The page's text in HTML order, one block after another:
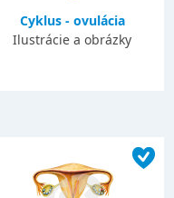
Cyklus - ovulácia
Ilustrácie a obrázky